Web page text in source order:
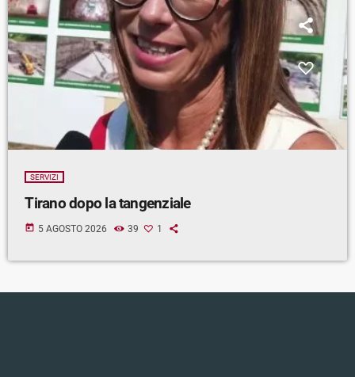
SERVIZI
Tirano dopo la tangenziale
today 5 AGOSTO 2026 39 1